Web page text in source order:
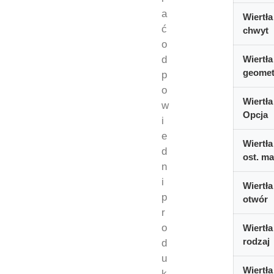
a
ć
o
d
p
o
w
i
e
d
n
i
p
r
o
d
u
Wiertła
chwyt
Wiertła
Wiertła
Opcja
Wiertła
ost.
Wiertła
otwór
Wiertła
rodzaj